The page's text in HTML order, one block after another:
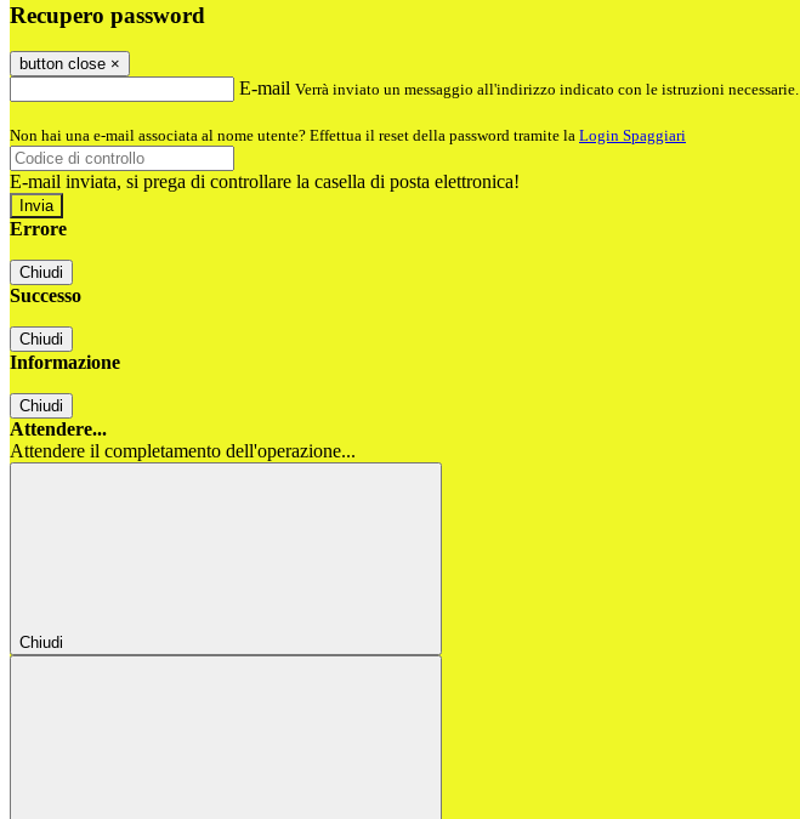
Recupero password
button close ×
E-mail Verrà inviato un messaggio all'indirizzo indicato con le istruzioni necessarie.
Non hai una e-mail associata al nome utente? Effettua il reset della password tramite la Login Spaggiari
E-mail inviata, si prega di controllare la casella di posta elettronica!
Errore
Chiudi
Successo
Chiudi
Informazione
Chiudi
Attendere...
Attendere il completamento dell'operazione...
Chiudi